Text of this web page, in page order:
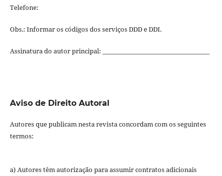
Telefone:
Obs.: Informar os códigos dos serviços DDD e DDI.
Assinatura do autor principal: ____________________________________
Aviso de Direito Autoral
Autores que publicam nesta revista concordam com os seguintes
termos:
a) Autores têm autorização para assumir contratos adicionais